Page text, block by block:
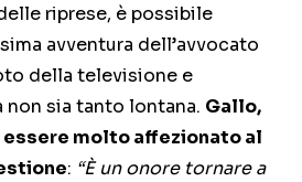
riprese, è possibile
avventura dell’avvocato
della televisione e
non sia tanto lontana. Gallo,
molto affezionato al
: “È un onore tornare a